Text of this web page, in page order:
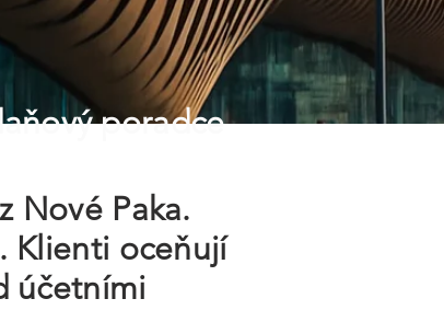
poradce
Nové Paka.
Klienti oceňují
účetními